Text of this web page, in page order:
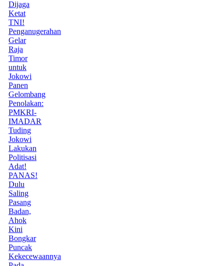
Dijaga
Ketat
TNI!
Penganugerahan
Gelar
Raja
Timor
untuk
Jokowi
Panen
Gelombang
Penolakan:
PMKRI-
IMADAR
Tuding
Jokowi
Lakukan
Politisasi
Adat!
PANAS!
Dulu
Saling
Pasang
Badan,
Ahok
Kini
Bongkar
Puncak
Kekecewaannya